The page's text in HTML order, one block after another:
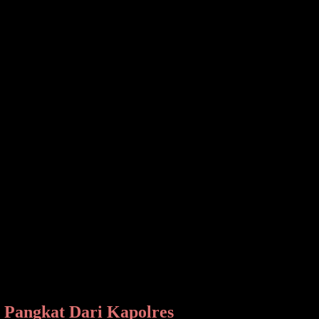
Pangkat Dari Kapolres